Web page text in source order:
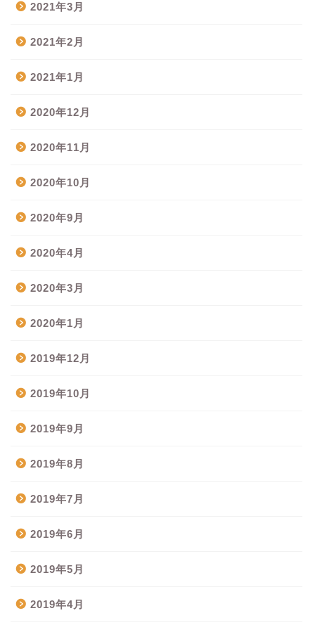
2021年3月
2021年2月
2021年1月
2020年12月
2020年11月
2020年10月
2020年9月
2020年4月
2020年3月
2020年1月
2019年12月
2019年10月
2019年9月
2019年8月
2019年7月
2019年6月
2019年5月
2019年4月